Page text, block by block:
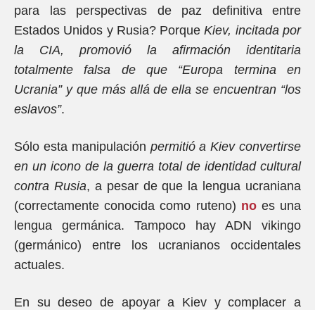
para las perspectivas de paz definitiva entre
Estados Unidos y Rusia? PorqueKiev, incitada por
la CIA, promovió la afirmación identitaria
totalmente falsa de que “Europa termina en
Ucrania” y que más allá de ella se encuentran “los
eslavos”.
Sólo esta manipulación permitió a Kiev convertirse
en un icono de la guerra total de identidad cultural
contra Rusia, a pesar de que la lengua ucraniana
(correctamente conocida como ruteno) no es una
lengua germánica. Tampoco hay ADN vikingo
(germánico) entre los ucranianos occidentales
actuales.
En su deseo de apoyar a Kiev y complacer a